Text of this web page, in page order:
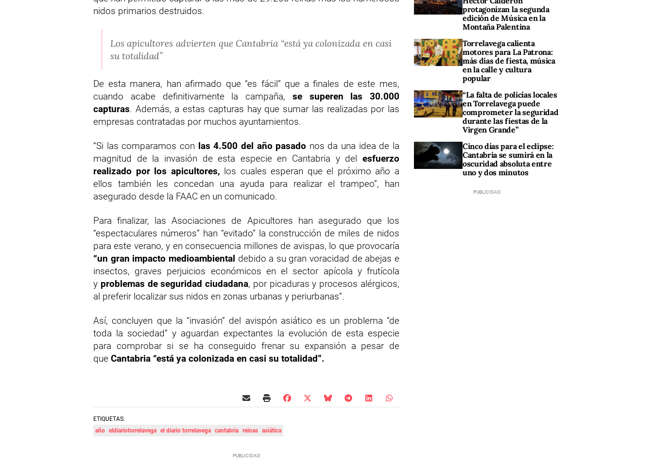
nidos primarios destruidos.
Los apicultores advierten que Cantabria “está ya colonizada en casi
su totalidad”
De esta manera, han afirmado que “es fácil” que a finales de este mes,
cuando acabe definitivamente la campaña, se superen las 30.000
capturas. Además, a estas capturas hay que sumar las realizadas por las
empresas contratadas por muchos ayuntamientos.
“Si las comparamos con las 4.500 del año pasado nos da una idea de la
magnitud de la invasión de esta especie en Cantabria y del esfuerzo
realizado por los apicultores, los cuales esperan que el próximo año a
ellos también les concedan una ayuda para realizar el trampeo”, han
asegurado desde la FAAC en un comunicado.
Para finalizar, las Asociaciones de Apicultores han asegurado que los
“espectaculares números” han “evitado” la construcción de miles de nidos
para este verano, y en consecuencia millones de avispas, lo que provocaría
“un gran impacto medioambiental debido a su gran voracidad de abejas e
insectos, graves perjuicios económicos en el sector apícola y frutícola
y problemas de seguridad ciudadana, por picaduras y procesos alérgicos,
al preferir localizar sus nidos en zonas urbanas y periurbanas”.
Así, concluyen que la “invasión” del avispón asiático es un problema “de
toda la sociedad” y aguardan expectantes la evolución de esta especie
para comprobar si se ha conseguido frenar su expansión a pesar de
que Cantabria “está ya colonizada en casi su totalidad”.
ETIQUETAS:
año eldiariotorrelavega el diario torrelavega cantabria reinas asiática
protagonizan la segunda
edición de Música en la
Montaña Palentina
Torrelavega calienta
motores para La Patrona:
más días de fiesta, música
en la calle y cultura
popular
“La falta de policías locales
en Torrelavega puede
comprometer la seguridad
durante las fiestas de la
Virgen Grande”
Cinco días para el eclipse:
Cantabria se sumirá en la
oscuridad absoluta entre
uno y dos minutos